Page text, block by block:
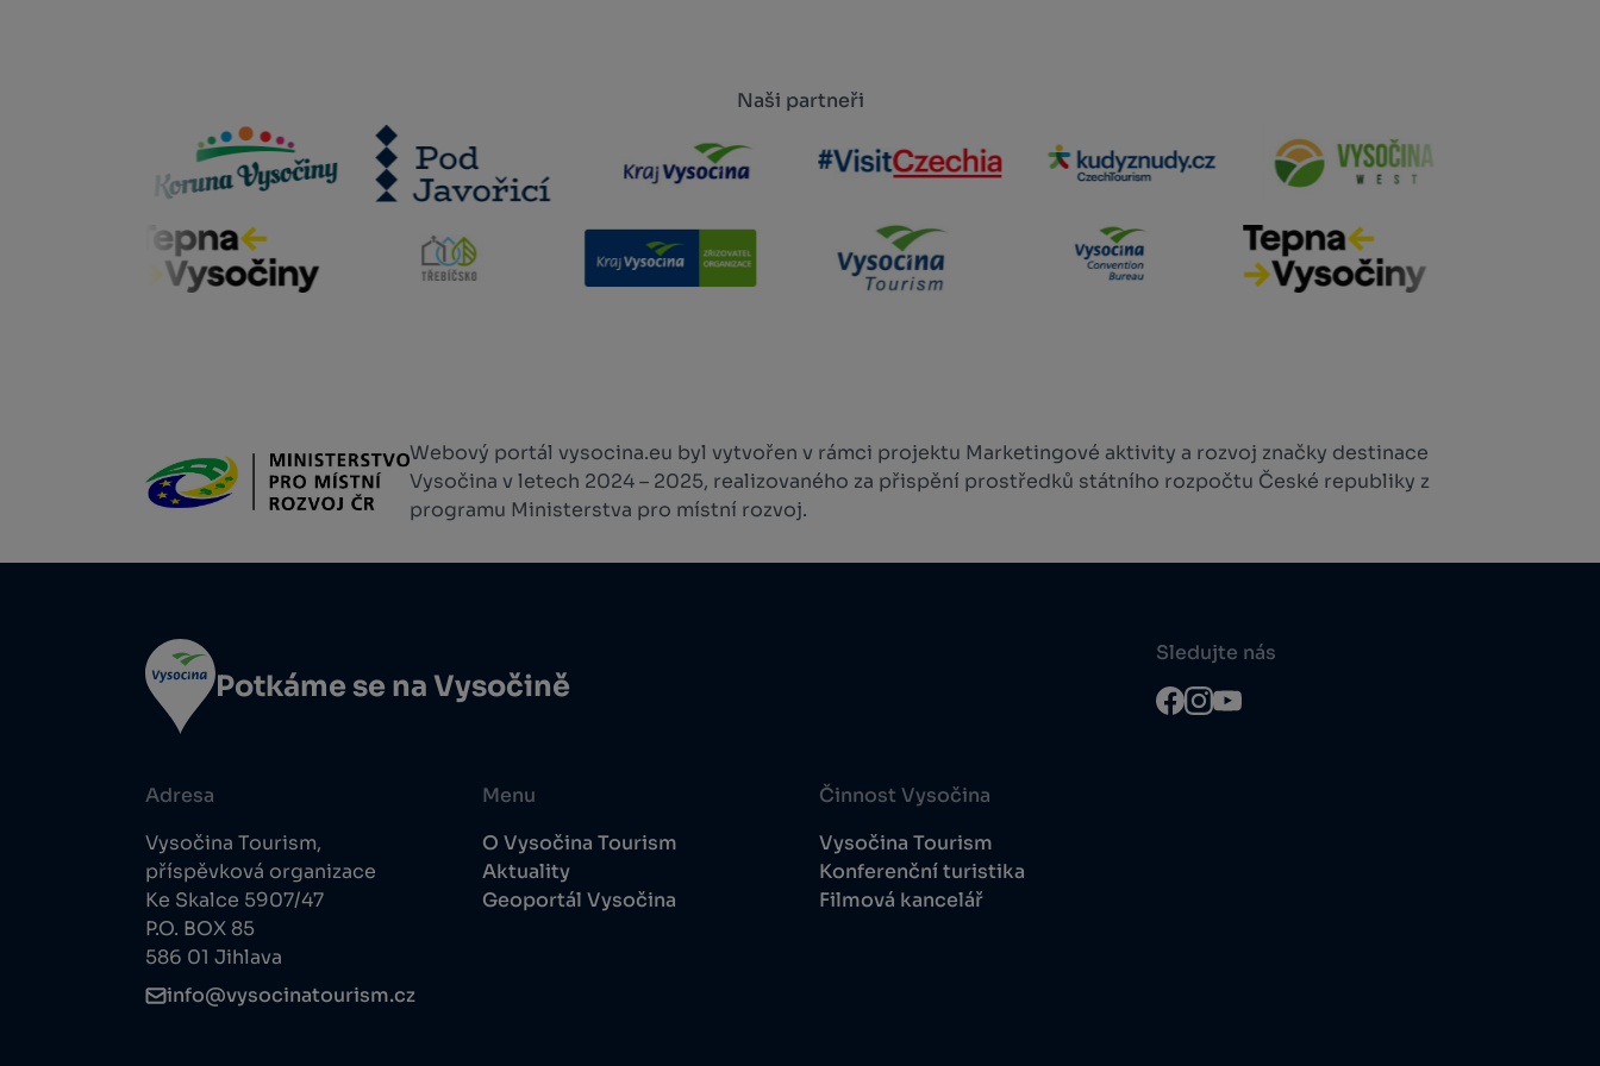
Naši partneři
Webový portál vysocina.eu byl vytvořen v rámci projektu Marketingové aktivity a rozvoj značky destinace
Vysočina v letech 2024 – 2025, realizovaného za přispění prostředků státního rozpočtu České republiky z
programu Ministerstva pro místní rozvoj.
Potkáme se na Vysočině
Adresa
Vysočina Tourism,
příspěvková organizace
Ke Skalce 5907/47
P.O. BOX 85
586 01 Jihlava
info@vysocinatourism.cz
Menu
O Vysočina Tourism
Aktuality
Geoportál Vysočina
Činnost Vysočina
Vysočina Tourism
Konferenční turistika
Filmová kancelář
Sledujte nás